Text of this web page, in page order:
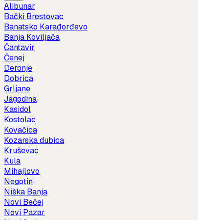
Alibunar
Bački Brestovac
Banatsko Karađorđevo
Banja Koviljača
Čantavir
Čenej
Deronje
Dobrica
Grljane
Jagodina
Kasidol
Kostolac
Kovačica
Kozarska dubica
Kruševac
Kula
Mihajlovo
Negotin
Niška Banja
Novi Bečej
Novi Pazar